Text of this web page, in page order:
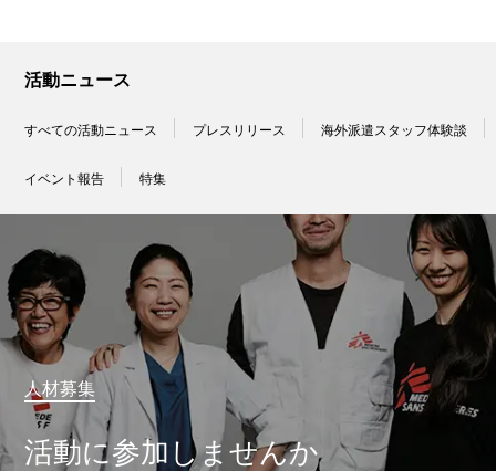
活動ニュース
すべての活動ニュース プレスリリース 海外派遣スタッフ体験談
イベント報告 特集
人材募集
活動に参加しませんか